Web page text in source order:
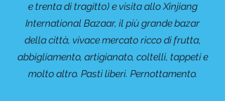
e trenta di tragitto) e visita allo Xinjiang
International Bazaar, il più grande bazar
della città, vivace mercato ricco di frutta,
abbigliamento, artigianato, coltelli, tappeti e
molto altro. Pasti liberi. Pernottamento.